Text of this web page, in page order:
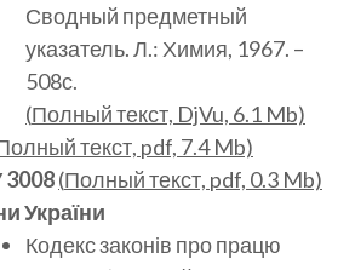
Сводный предметный
указатель. Л.: Химия, 1967. –
508с.
(Полныйтекст, DjVu, 6.1 Mb)
текст, pdf, 7.4 Mb)
(Полныйтекст, pdf, 0.3 Mb)
України
Кодекс законів про працю